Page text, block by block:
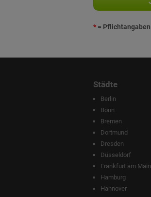
* = Pflichtangaben
Städte
Berlin
Bonn
Bremen
Dortmund
Dresden
Düsseldorf
Frankfurt am Main
Hamburg
Hannover